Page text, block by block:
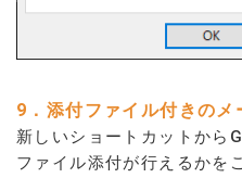
9．添付ファイル付きのメ
新しいショートカットから
ファイル添付が行えるかを